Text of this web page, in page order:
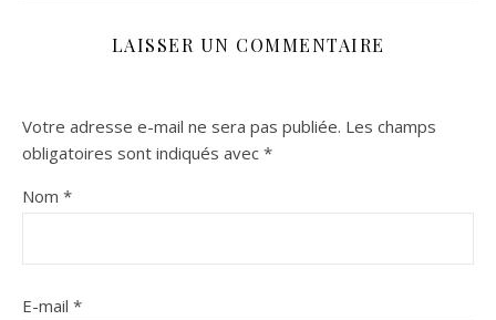
LAISSER UN COMMENTAIRE
Votre adresse e-mail ne sera pas publiée. Les champs
obligatoires sont indiqués avec *
Nom *
E-mail *